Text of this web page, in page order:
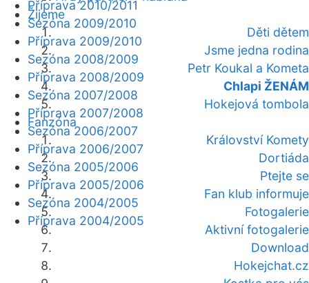
Žijeme
Děti dětem
Jsme jedna rodina
Petr Koukal a Kometa
Chlapi ŽENÁM
Hokejová tombola
Fanzóna
Království Komety
Dortiáda
Ptejte se
Fan klub informuje
Fotogalerie
Aktivní fotogalerie
Download
Hokejchat.cz
Příprava 2010/2011
Sezóna 2009/2010
Příprava 2009/2010
Sezóna 2008/2009
Příprava 2008/2009
Sezóna 2007/2008
Příprava 2007/2008
Sezóna 2006/2007
Příprava 2006/2007
Sezóna 2005/2006
Příprava 2005/2006
Sezóna 2004/2005
Příprava 2004/2005